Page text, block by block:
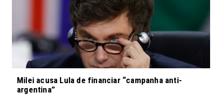
Milei acusa Lula de financiar “campanha anti-
argentina”